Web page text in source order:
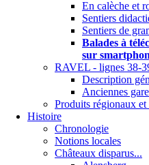
En calèche et
Sentiers
Sentiers de
Balades à
sur
RAVEL - lignes 38-
Description
Anciennes
Produits régionaux et
Histoire
Chronologie
Notions locales
Châteaux disparus...